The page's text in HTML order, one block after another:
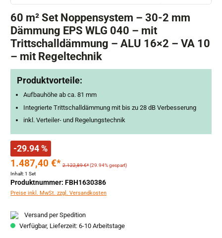
60 m² Set Noppensystem – 30-2 mm
Dämmung EPS WLG 040 – mit
Trittschalldämmung – ALU 16×2 – VA 10
– mit Regeltechnik
Produktvorteile:
Aufbauhöhe ab ca. 81 mm
Integrierte Trittschalldämmung mit bis zu 28 dB Verbesserung
inkl. Verteiler- und Regelungstechnik
-29.94 %
1.487,40 €* 2.122,89 €*(29.94% gespart)
Inhalt:1 Set
Produktnummer: FBH1630386
Preise inkl. MwSt. zzgl. Versandkosten
Versand per Spedition
Verfügbar, Lieferzeit: 6-10 Arbeitstage